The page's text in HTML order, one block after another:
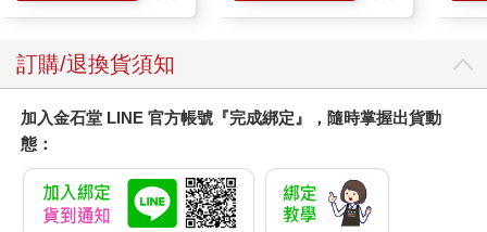
訂購/退換貨須知
加入金石堂 LINE 官方帳號『完成綁定』，隨時掌握出貨動
態：